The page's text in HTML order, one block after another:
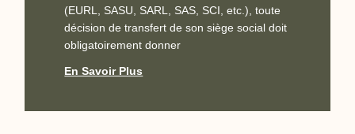
(EURL, SASU, SARL, SAS, SCI, etc.), toute
décision de transfert de son siège social doit
obligatoirement donner
En Savoir Plus